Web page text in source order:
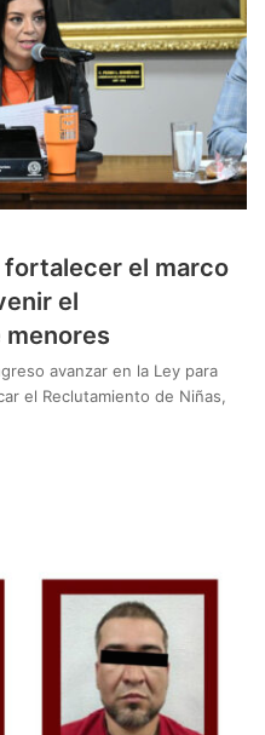
fortalecer el marco
el
avanzar en la Ley para
el Reclutamiento de Niñas,